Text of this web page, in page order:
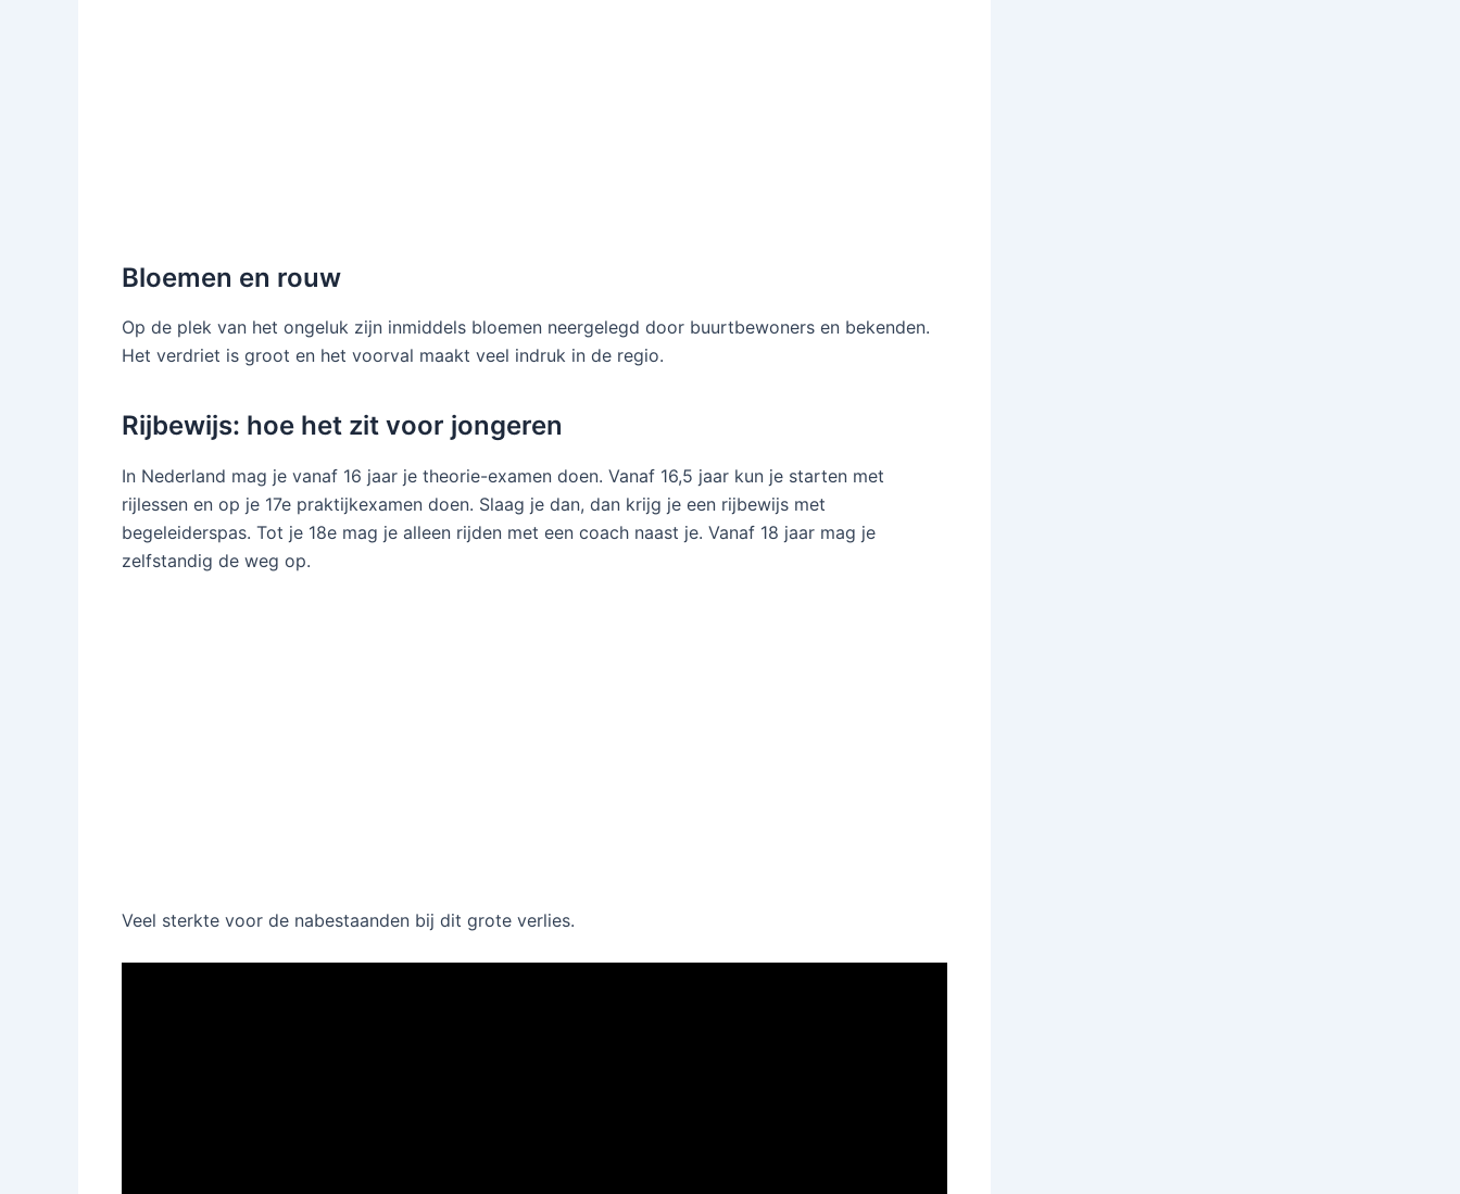
Bloemen en rouw
Op de plek van het ongeluk zijn inmiddels bloemen neergelegd door buurtbewoners en bekenden.
Het verdriet is groot en het voorval maakt veel indruk in de regio.
Rijbewijs: hoe het zit voor jongeren
In Nederland mag je vanaf 16 jaar je theorie-examen doen. Vanaf 16,5 jaar kun je starten met
rijlessen en op je 17e praktijkexamen doen. Slaag je dan, dan krijg je een rijbewijs met
begeleiderspas. Tot je 18e mag je alleen rijden met een coach naast je. Vanaf 18 jaar mag je
zelfstandig de weg op.
Veel sterkte voor de nabestaanden bij dit grote verlies.